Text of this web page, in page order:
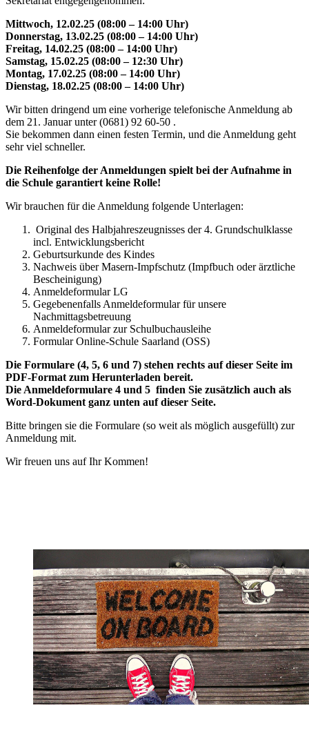
Mittwoch, 12.02.25 (08:00 – 14:00 Uhr)
Donnerstag, 13.02.25 (08:00 – 14:00 Uhr)
Freitag, 14.02.25 (08:00 – 14:00 Uhr)
Samstag, 15.02.25 (08:00 – 12:30 Uhr)
Montag, 17.02.25 (08:00 – 14:00 Uhr)
Dienstag, 18.02.25 (08:00 – 14:00 Uhr)
Wir bitten dringend um eine vorherige telefonische Anmeldung ab
dem 21. Januar unter (0681) 92 60-50 .
Sie bekommen dann einen festen Termin, und die Anmeldung geht
sehr viel schneller.
Die Reihenfolge der Anmeldungen spielt bei der Aufnahme in
die Schule garantiert keine Rolle!
Wir brauchen für die Anmeldung folgende Unterlagen:
Original des Halbjahreszeugnisses der 4. Grundschulklasse
incl. Entwicklungsbericht
Geburtsurkunde des Kindes
Nachweis über Masern-Impfschutz (Impfbuch oder ärztliche
Bescheinigung)
Anmeldeformular LG
Gegebenenfalls Anmeldeformular für unsere
Nachmittagsbetreuung
Anmeldeformular zur Schulbuchausleihe
Formular Online-Schule Saarland (OSS)
Die Formulare (4, 5, 6 und 7) stehen rechts auf dieser Seite im
PDF-Format zum Herunterladen bereit.
Die Anmeldeformulare 4 und 5 finden Sie zusätzlich auch als
Word-Dokument ganz unten auf dieser Seite.
Bitte bringen sie die Formulare (so weit als möglich ausgefüllt) zur
Anmeldung mit.
Wir freuen uns auf Ihr Kommen!